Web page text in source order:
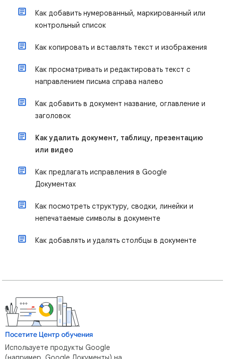
Как добавить нумерованный, маркированный или
контрольный список
Как копировать и вставлять текст и изображения
Как просматривать и редактировать текст с
направлением письма справа налево
Как добавить в документ название, оглавление и
заголовок
Как удалить документ, таблицу, презентацию
или видео
Как предлагать исправления в Google
Документах
Как посмотреть структуру, сводки, линейки и
непечатаемые символы в документе
Как добавлять и удалять столбцы в документе
Посетите Центр обучения
Используете продукты Google